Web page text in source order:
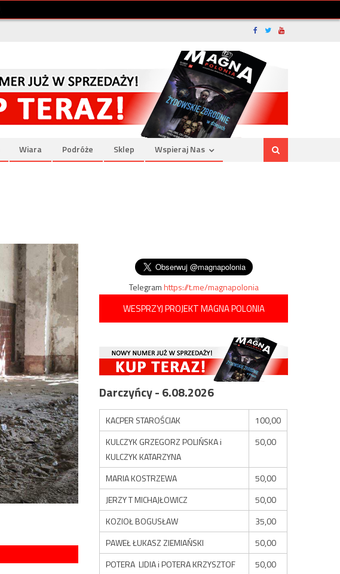
Wiara Podróże Sklep Wspieraj Nas
Telegramhttps://t.me/magnapolonia
WESPRZYJ PROJEKT MAGNA POLONIA
Darczyńcy - 6.08.2026
KACPER STAROŚCIAK
100,00
KULCZYK GRZEGORZ POLIŃSKA i
KULCZYK KATARZYNA
50,00
MARIA KOSTRZEWA
50,00
JERZY T MICHAJŁOWICZ
50,00
KOZIOŁ BOGUSŁAW
35,00
PAWEŁ ŁUKASZ ZIEMIAŃSKI
50,00
POTERA LIDIA i POTERA KRZYSZTOF
50,00